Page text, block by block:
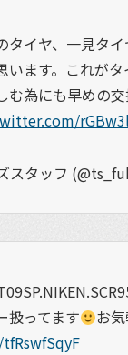
タイヤ、一見タ
います。これが
為にも早めの交
スタッフ
扱ってます
お